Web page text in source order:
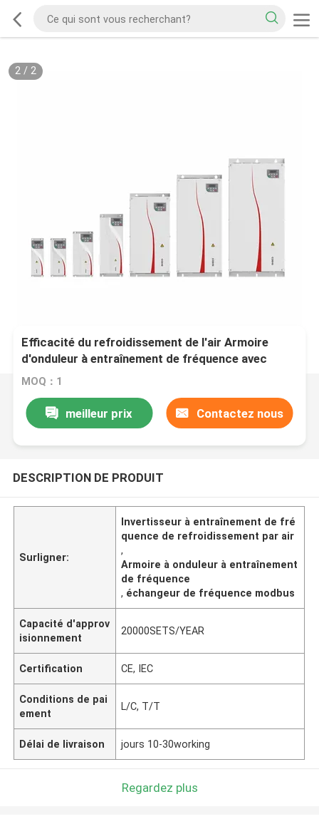
2/ 2
Efficacité du refroidissement de l'air Armoire
d'onduleur à entraînement de fréquence avec
protocole de communication Modbus RTU
MOQ：1
meilleur prix Contactez nous
DESCRIPTION DE PRODUIT
Surligner:
Invertisseur à entraînement de fré
quence de refroidissement par air
,
Armoire à onduleur à entraînement
de fréquence
, échangeur de fréquence modbus
Capacité d'approv
isionnement
20000SETS/YEAR
Certification CE, IEC
Conditions de pai
ement
L/C, T/T
Délai de livraison jours 10-30working
Regardez plus